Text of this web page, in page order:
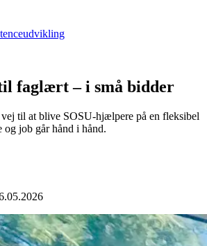
faglært – i små bidder
vej til at blive SOSU-hjælpere på en fleksibel
og job går hånd i hånd.